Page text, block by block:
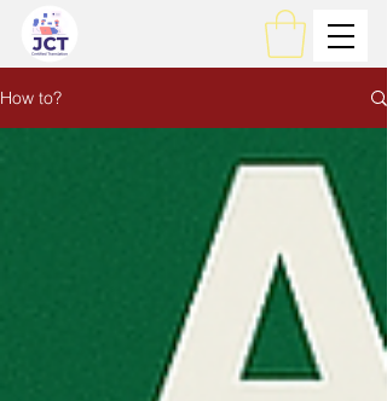
How to?